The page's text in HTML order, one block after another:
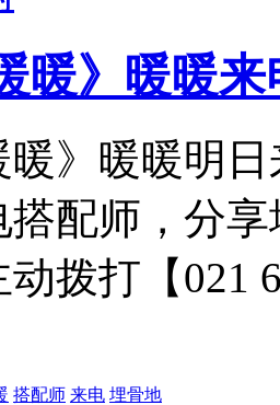
暖》暖暖
暖》暖暖明
搭配师，分
拨打【021
搭配师 来电 埋骨地